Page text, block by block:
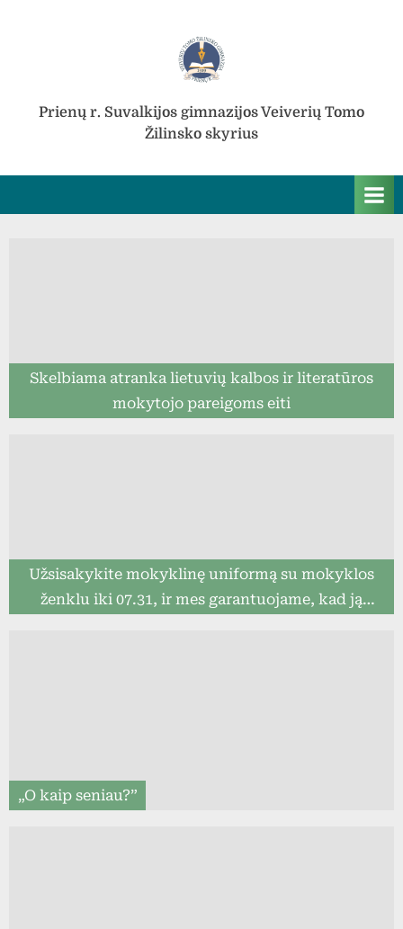
Prienų r. Suvalkijos gimnazijos Veiverių Tomo
Žilinsko skyrius
Skelbiama atranka lietuvių kalbos ir literatūros
mokytojo pareigoms eiti
Užsisakykite mokyklinę uniformą su mokyklos
ženklu iki 07.31, ir mes garantuojame, kad ją
„O kaip seniau?”